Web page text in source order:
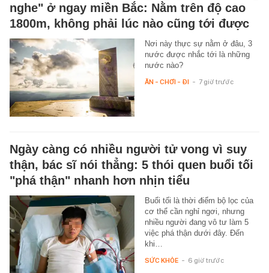
nghe" ở ngay miền Bắc: Nằm trên độ cao
1800m, không phải lúc nào cũng tới được
Nơi này thực sự nằm ở đâu, 3
nước được nhắc tới là những
nước nào?
ĂN - CHƠI - ĐI - 7 giờ trước
Ngày càng có nhiều người tử vong vì suy
thận, bác sĩ nói thẳng: 5 thói quen buổi tối
"phá thận" nhanh hơn nhịn tiểu
Buổi tối là thời điểm bộ lọc của
cơ thể cần nghỉ ngơi, nhưng
nhiều người đang vô tư làm 5
việc phá thận dưới đây. Đến
khi…
SỨC KHỎE - 6 giờ trước